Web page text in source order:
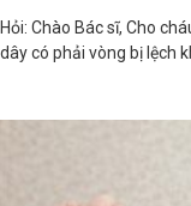
Hỏi: Chào Bác sĩ, Cho
dây có phải vòng bị lệch